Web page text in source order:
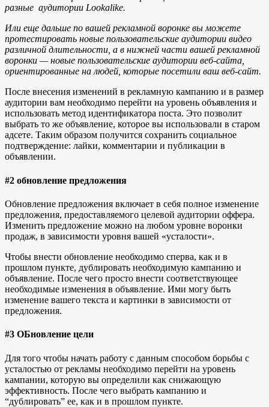
разные аудитории Lookalike.
Или еще дальше по вашей рекламной воронке вы можете
протестировать новые пользовательские аудитории видео
различной длительности, а в нижней части вашей рекламной
воронки — новые пользовательские аудитории веб-сайта,
ориентированные на людей, которые посетили ваш веб-сайт.
После внесения изменений в рекламную кампанию и в размер
аудитории вам необходимо перейти на уровень объявления и
использовать метод идентификатора поста. Это позволит
выбрать то же объявление, которое вы использовали в старом
адсете. Таким образом получится сохранить социальное
подтверждение: лайки, комментарии и публикации в
объявлении.
#2 обновление предложения
Обновление предложения включает в себя полное изменение
предложения, предоставляемого целевой аудитории оффера.
Изменить предложение можно на любом уровне воронки
продаж, в зависимости уровня вашей «усталости».
Чтобы внести обновление необходимо сперва, как и в
прошлом пункте, дублировать необходимую кампанию и
объявление. После чего просто внести соответствующее
необходимые изменения в объявление. Ими могу быть
изменение вашего текста и картинки в зависимости от
предложения.
#3 ОБновление цели
Для того чтобы начать работу с данным способом борьбы с
усталостью от рекламы необходимо перейти на уровень
кампании, которую вы определили как снижающую
эффективность. После чего выбрать кампанию и
“дублировать” ее, как и в прошлом пункте.